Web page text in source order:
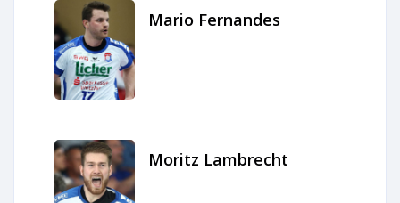
Mario Fernandes
Moritz Lambrecht